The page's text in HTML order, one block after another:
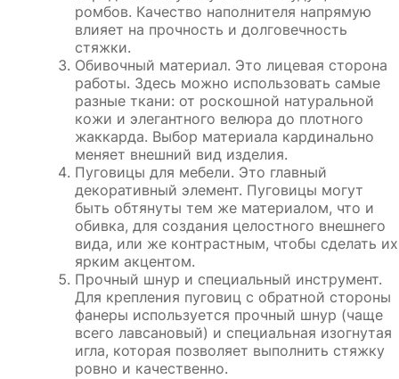
ромбов. Качество наполнителя напрямую
влияет на прочность и долговечность
стяжки.
Обивочный материал. Это лицевая сторона
работы. Здесь можно использовать самые
разные ткани: от роскошной натуральной
кожи и элегантного велюра до плотного
жаккарда. Выбор материала кардинально
меняет внешний вид изделия.
Пуговицы для мебели. Это главный
декоративный элемент. Пуговицы могут
быть обтянуты тем же материалом, что и
обивка, для создания целостного внешнего
вида, или же контрастным, чтобы сделать их
ярким акцентом.
Прочный шнур и специальный инструмент.
Для крепления пуговиц с обратной стороны
фанеры используется прочный шнур (чаще
всего лавсановый) и специальная изогнутая
игла, которая позволяет выполнить стяжку
ровно и качественно.